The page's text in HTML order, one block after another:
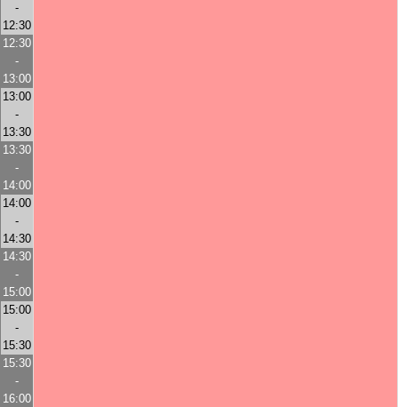
-
12:30
12:30
-
13:00
13:00
-
13:30
13:30
-
14:00
14:00
-
14:30
14:30
-
15:00
15:00
-
15:30
15:30
-
16:00